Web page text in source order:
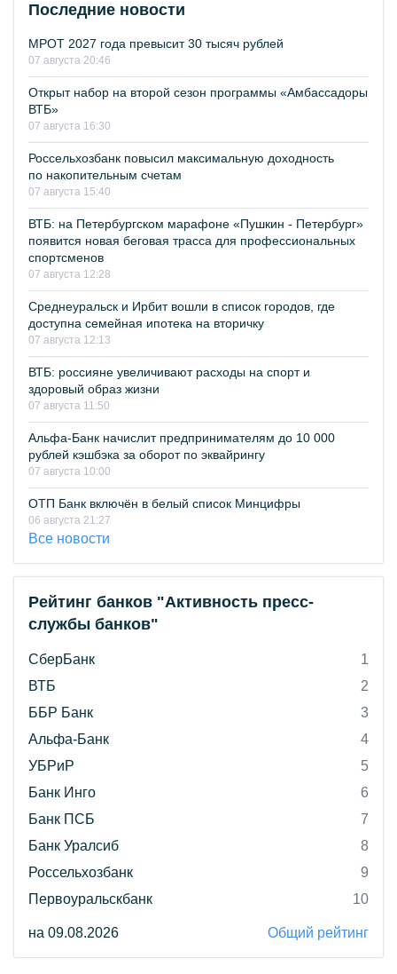
Последние новости
МРОТ 2027 года превысит 30 тысяч рублей
07 августа 20:46
Открыт набор на второй сезон программы «Амбассадоры
ВТБ»
07 августа 16:30
Россельхозбанк повысил максимальную доходность
по накопительным счетам
07 августа 15:40
ВТБ: на Петербургском марафоне «Пушкин - Петербург»
появится новая беговая трасса для профессиональных
спортсменов
07 августа 12:28
Среднеуральск и Ирбит вошли в список городов, где
доступна семейная ипотека на вторичку
07 августа 12:13
ВТБ: россияне увеличивают расходы на спорт и
здоровый образ жизни
07 августа 11:50
Альфа-Банк начислит предпринимателям до 10 000
рублей кэшбэка за оборот по эквайрингу
07 августа 10:00
ОТП Банк включён в белый список Минцифры
06 августа 21:27
Все новости
Рейтинг банков "Активность пресс-
службы банков"
СберБанк
1
ВТБ
2
ББР Банк
3
Альфа-Банк
4
УБРиР
5
Банк Инго
6
Банк ПСБ
7
Банк Уралсиб
8
Россельхозбанк
9
Первоуральскбанк
10
на 09.08.2026 Общий рейтинг